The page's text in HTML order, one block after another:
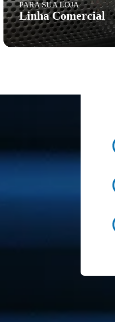
PARA SUA LOJA
Linha Comercial